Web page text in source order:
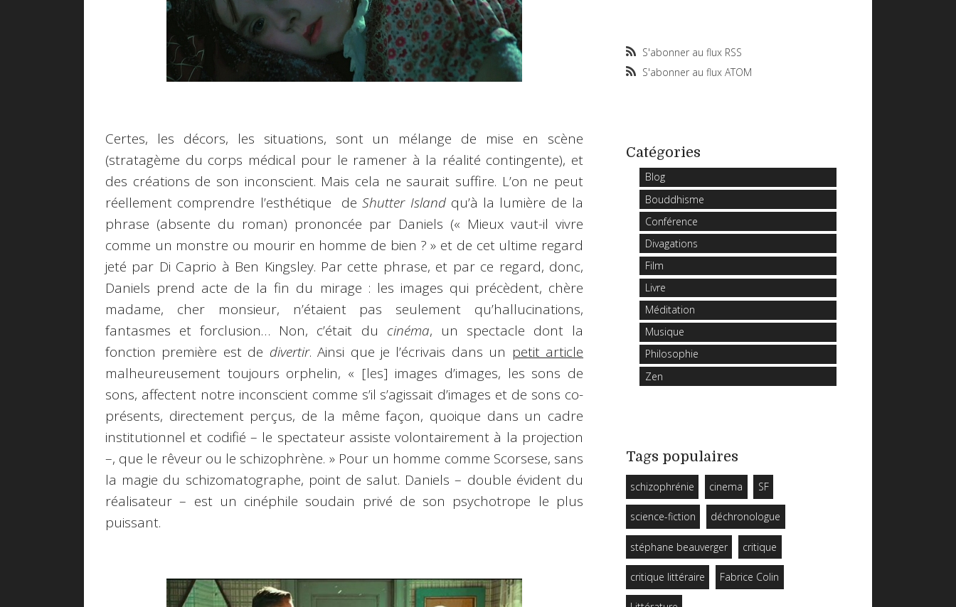
Certes, les décors, les situations, sont un mélange de mise en scène
(stratagème du corps médical pour le ramener à la réalité contingente), et
des créations de son inconscient. Mais cela ne saurait suffire. L’on ne peut
réellement comprendre l’esthétique deShutter Islandqu’à la lumière de la
phrase (absente du roman) prononcée par Daniels (« Mieux vaut-il vivre
comme un monstre ou mourir en homme de bien ? » et de cet ultime regard
jeté par Di Caprio à Ben Kingsley. Par cette phrase, et par ce regard, donc,
Daniels prend acte de la fin du mirage : les images qui précèdent, chère
madame, cher monsieur, n’étaient pas seulement qu’hallucinations,
fantasmes et forclusion… Non, c’était du cinéma, un spectacle dont la
fonction première est de divertir. Ainsi que je l’écrivais dans un petit article
malheureusement toujours orphelin, « [les] images d’images, les sons de
sons, affectent notre inconscient comme s’il s’agissait d’images et de sons co-
présents, directement perçus, de la même façon, quoique dans un cadre
institutionnel et codifié – le spectateur assiste volontairement à la projection
–, que le rêveur ou le schizophrène. » Pour un homme comme Scorsese, sans
la magie du schizomatographe, point de salut. Daniels – double évident du
réalisateur – est un cinéphile soudain privé de son psychotrope le plus
puissant.
S'abonner au flux RSS
S'abonner au flux ATOM
Catégories
Blog
Bouddhisme
Conférence
Divagations
Film
Livre
Méditation
Musique
Philosophie
Zen
Tags populaires
schizophrénie cinema SF
science-fiction déchronologue
stéphane beauverger critique
critique littéraire Fabrice Colin